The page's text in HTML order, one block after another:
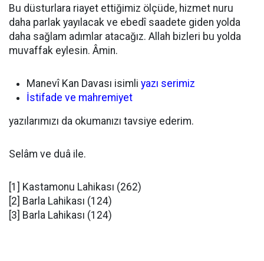
Bu düsturlara riayet ettiğimiz ölçüde, hizmet nuru
daha parlak yayılacak ve ebedî saadete giden yolda
daha sağlam adımlar atacağız. Allah bizleri bu yolda
muvaffak eylesin. Âmin.
Manevî Kan Davası isimli yazı serimiz
İstifade ve mahremiyet
yazılarımızı da okumanızı tavsiye ederim.
Selâm ve duâ ile.
[1] Kastamonu Lahikası (262)
[2] Barla Lahikası (124)
[3] Barla Lahikası (124)